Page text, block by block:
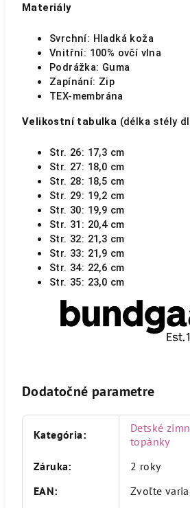
Materiály
Svrchní: Hladká koža
Vnitřní: 100% ovčí vlna
Podrážka: Guma
Zapínání: Zip
TEX-membrána
Velikostní tabulka (délka stély
Str. 26: 17,3 cm
Str. 27: 18,0 cm
Str. 28: 18,5 cm
Str. 29: 19,2 cm
Str. 30: 19,9 cm
Str. 31: 20,4 cm
Str. 32: 21,3 cm
Str. 33: 21,9 cm
Str. 34: 22,6 cm
Str. 35: 23,0 cm
Dodatočné parametre
Kategória:
Detské
topánky
Záruka:
2 roky
EAN: Zvoľte